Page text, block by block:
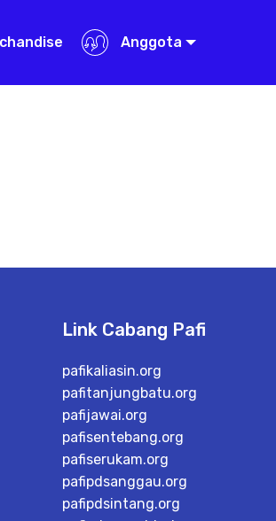
Anggota
Link Cabang Pafi
pafikaliasin.org
pafitanjungbatu.org
pafijawai.org
pafisentebang.org
pafiserukam.org
pafipdsanggau.org
pafipdsintang.org